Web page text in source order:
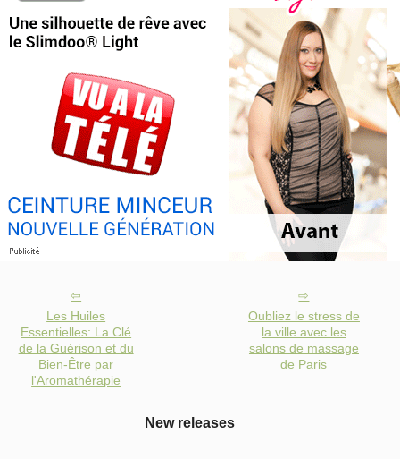
Les Huiles
Essentielles: La Clé
de la Guérison et du
Bien-Être par
l'Aromathérapie
Oubliez le stress de
la ville avec les
salons de massage
de Paris
New releases